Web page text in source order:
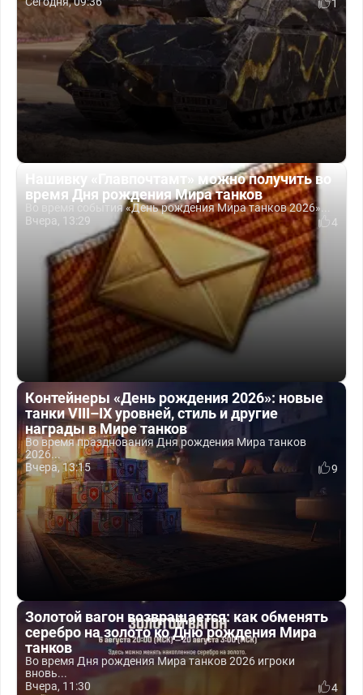
1
Нашивку «Главпочтамт» можно получить во
время Дня рождения Мира танков
Во время события «День рождения Мира танков 2026»...
Вчера, 13:29
4
Контейнеры «День рождения 2026»: новые
танки VIII–IX уровней, стиль и другие
награды в Мире танков
Во время празднования Дня рождения Мира танков
2026...
Вчера, 13:15
9
Золотой вагон возвращается: как обменять
серебро на золото ко Дню рождения Мира
танков
Во время Дня рождения Мира танков 2026 игроки
вновь...
Вчера, 11:30
4